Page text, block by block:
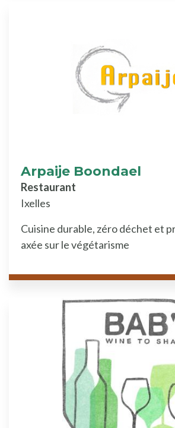
Arpaije Boondael
Restaurant
Ixelles
Cuisine durable, zéro déchet et
axée sur le végétarisme